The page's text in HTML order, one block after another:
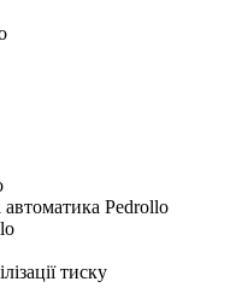
Pedrollo
тиску